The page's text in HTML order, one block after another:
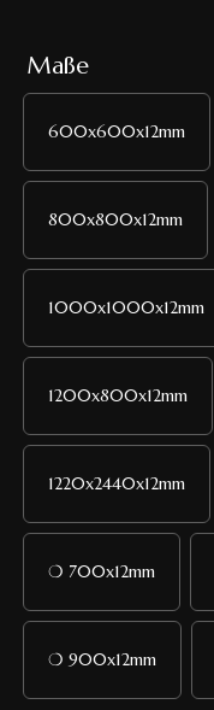
Maße
600x600x12mm
800x800x12mm
1000x1000x12mm
1200x800x12mm
1220x2440x12mm
❍ 700x12mm
❍ 900x12mm